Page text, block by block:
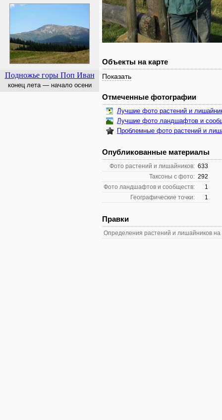
Подножье горы Поп Иван
конец лета — начало осени
Объекты на карте
Показать
Отмеченные фотографии
Лучшие фото растений и
Лучшие фото ландшафтов и
Проблемные фото растений и
Опубликованные материалы
Фото растений и лишайников: 633
Таксоны с фото: 292
Фото ландшафтов и сообществ:
1
Географические точки:
1
Правки
Определения растений и лишайников